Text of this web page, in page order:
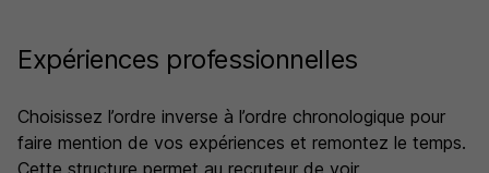
Expériences professionnelles
Choisissez l’ordre inverse à l’ordre chronologique pour
faire mention de vos expériences et remontez le temps.